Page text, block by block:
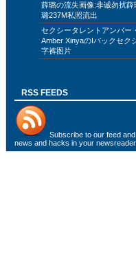
薛璐の流失画像:非诚勿扰
璐237M私照流出
セクシータレントアンバー
Amber XinyaのIバックセク
字裤图片
RSS FEEDS
Subscribe to our feed
news and hacks in your newsreader.